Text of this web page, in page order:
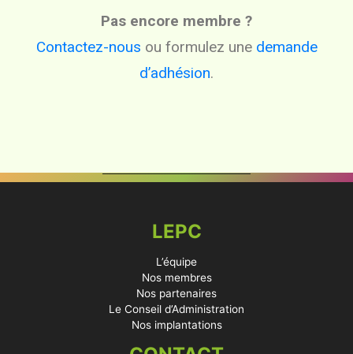
Pas encore membre ?
Contactez-nous ou formulez une demande
d’adhésion.
LEPC
L’équipe
Nos membres
Nos partenaires
Le Conseil d’Administration
Nos implantations